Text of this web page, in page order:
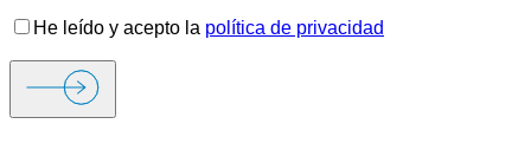
He leído y acepto la política de privacidad